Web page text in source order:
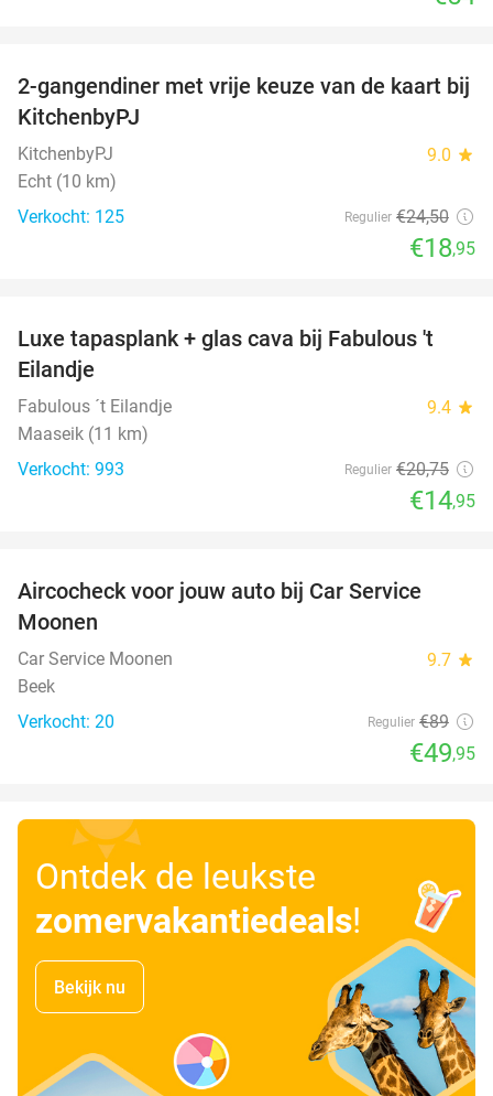
23%
2-gangendiner met vrije keuze van de kaart bij
KitchenbyPJ
KitchenbyPJ 9.0 star
Echt (10 km)
Verkocht: 125
Regulier €24,50
€18,95
28%
Luxe tapasplank + glas cava bij Fabulous 't
Eilandje
Fabulous ´t Eilandje 9.4 star
Maaseik (11 km)
Verkocht: 993
Regulier €20,75
€14,95
Aircocheck voor jouw auto bij Car Service
Moonen
Car Service Moonen 9.7 star
Beek
Verkocht: 20
Regulier €89
€49,95
Ontdek de leukste
zomervakantiedeals!
Bekijk nu